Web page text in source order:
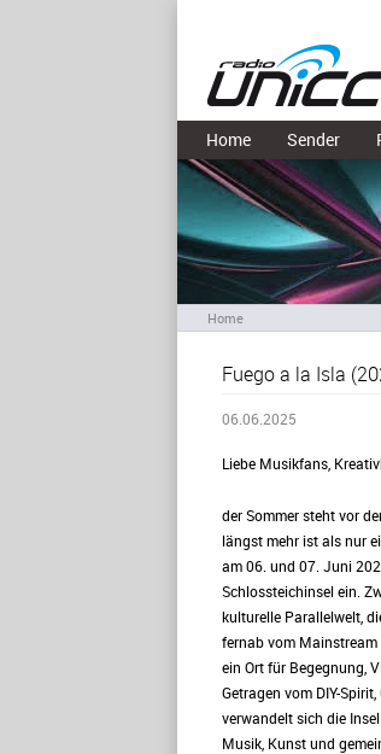
Home Sender
Home
Fuego a la Isla
06.06.2025
Liebe Musikfans,
der Sommer steht vor
längst mehr ist als nur
am 06. und 07. Juni
Schlossteichinsel ein.
kulturelle Parallelwelt,
fernab vom
ein Ort für Begegnung,
Getragen vom DIY-
verwandelt sich die
Musik, Kunst und